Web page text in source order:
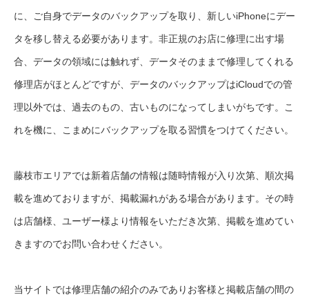
に、ご自身でデータのバックアップを取り、新しいiPhoneにデー
タを移し替える必要があります。非正規のお店に修理に出す場
合、データの領域には触れず、データそのままで修理してくれる
修理店がほとんどですが、データのバックアップはiCloudでの管
理以外では、過去のもの、古いものになってしまいがちです。こ
れを機に、こまめにバックアップを取る習慣をつけてください。
藤枝市エリアでは新着店舗の情報は随時情報が入り次第、順次掲
載を進めておりますが、掲載漏れがある場合があります。その時
は店舗様、ユーザー様より情報をいただき次第、掲載を進めてい
きますのでお問い合わせください。
当サイトでは修理店舗の紹介のみでありお客様と掲載店舗の間の